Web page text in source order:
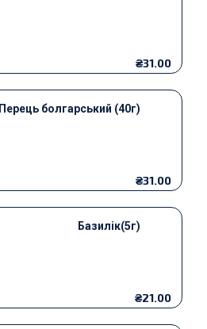
₴31.00
Перець болгарський (40г)
₴31.00
Базилік(5г)
₴21.00